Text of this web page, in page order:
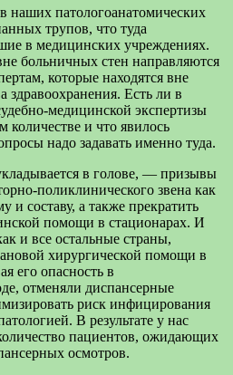
наших патологоанатомических
трупов, что туда
в медицинских учреждениях.
больничных стен направляются
которые находятся вне
Есть ли в
медицинской экспертизы
количестве и что явилось
надо задавать именно туда.
в голове, — призывы
поликлинического звена как
и составу, а также прекратить
помощи в стационарах. И
и все остальные страны,
хирургической помощи в
его опасность в
отменяли диспансерные
риск инфицирования
В результате у нас
пациентов, ожидающих
осмотров.